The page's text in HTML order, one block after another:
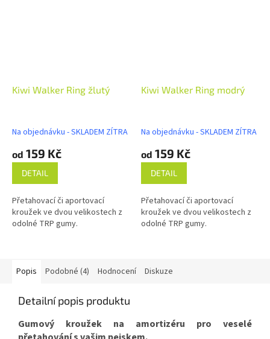
Kiwi Walker Ring žlutý
Na objednávku - SKLADEM ZÍTRA
od 159 Kč
DETAIL
Přetahovací či aportovací
kroužek ve dvou velikostech z
odolné TRP gumy.
Kiwi Walker Ring modrý
Na objednávku - SKLADEM ZÍTRA
od 159 Kč
DETAIL
Přetahovací či aportovací
kroužek ve dvou velikostech z
odolné TRP gumy.
Popis Podobné (4) Hodnocení Diskuze
Detailní popis produktu
Gumový kroužek na amortizéru pro veselé